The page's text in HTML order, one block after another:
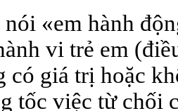
«em hành
vi trẻ em
có giá trị hoặc
tốc việc từ chối